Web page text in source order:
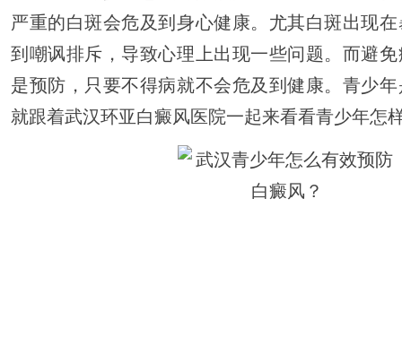
严重的白斑会危及到身心健康。尤其白斑出现
到嘲讽排斥，导致心理上出现一些问题。而避
是预防，只要不得病就不会危及到健康。青少
就跟着武汉环亚白癜风医院一起来看看青少年怎